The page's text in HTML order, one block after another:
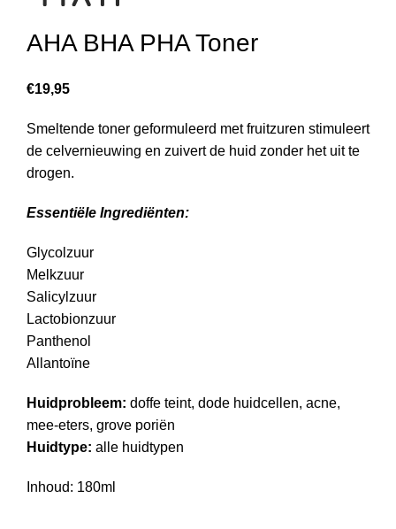
AHA BHA PHA Toner
€19,95
Smeltende toner geformuleerd met fruitzuren stimuleert
de celvernieuwing en zuivert de huid zonder het uit te
drogen.
Essentiële Ingrediënten:
Glycolzuur
Melkzuur
Salicylzuur
Lactobionzuur
Panthenol
Allantoïne
Huidprobleem: doffe teint, dode huidcellen, acne,
mee-eters, grove poriën
Huidtype: alle huidtypen
Inhoud: 180ml